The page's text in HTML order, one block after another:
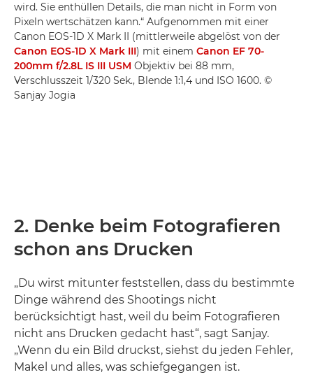
wird. Sie enthüllen Details, die man nicht in Form von
Pixeln wertschätzen kann.“ Aufgenommen mit einer
Canon EOS-1D X Mark II (mittlerweile abgelöst von der
Canon EOS-1D X Mark III) mit einem Canon EF 70-
200mm f/2.8L IS III USM Objektiv bei 88 mm,
Verschlusszeit 1/320 Sek., Blende 1:1,4 und ISO 1600. ©
Sanjay Jogia
2. Denke beim Fotografieren
schon ans Drucken
„Du wirst mitunter feststellen, dass du bestimmte
Dinge während des Shootings nicht
berücksichtigt hast, weil du beim Fotografieren
nicht ans Drucken gedacht hast“, sagt Sanjay.
„Wenn du ein Bild druckst, siehst du jeden Fehler,
Makel und alles, was schiefgegangen ist.